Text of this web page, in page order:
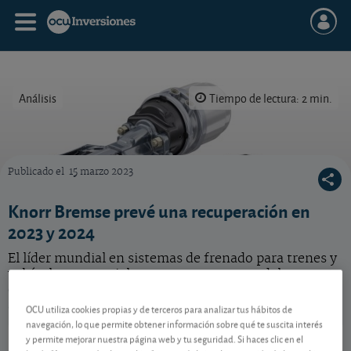
Análisis Tiempo de lectura: 2 min.
Qué hacer con esta acción del grupo alemán Knorr Bremse, que se muestra optimista
Publicado el 15 marzo 2023
Knorr Bremse prevé una recuperación en
2023 y 2024
El líder mundial en sistemas de frenado para trenes y
vehículos comerciales espera un repunte del
animado la cotización.
Knorr Bremse 102,40 EUR
OCU utiliza cookies propias y de terceros para analizar tus hábitos de
navegación, lo que permite obtener información sobre qué te suscita interés
y permite mejorar nuestra página web y tu seguridad. Si haces clic en el